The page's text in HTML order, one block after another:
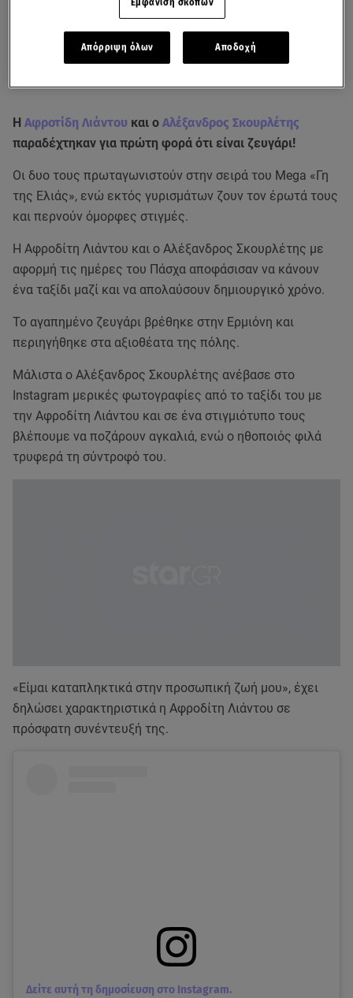
Η Αφροτίδη Λιάντου και ο Αλέξανδρος Σκουρλέτης
παραδέχτηκαν για πρώτη φορά ότι είναι ζευγάρι!
Οι δυο τους πρωταγωνιστούν στην σειρά του Mega «Γη
της Ελιάς», ενώ εκτός γυρισμάτων ζουν τον έρωτά τους
και περνούν όμορφες στιγμές.
Η Αφροδίτη Λιάντου και ο Αλέξανδρος Σκουρλέτης με
αφορμή τις ημέρες του Πάσχα αποφάσισαν να κάνουν
ένα ταξίδι μαζί και να απολαύσουν δημιουργικό χρόνο.
Το αγαπημένο ζευγάρι βρέθηκε στην Ερμιόνη και
περιηγήθηκε στα αξιοθέατα της πόλης.
Μάλιστα ο Αλέξανδρος Σκουρλέτης ανέβασε στο
Instagram μερικές φωτογραφίες από το ταξίδι του με
την Αφροδίτη Λιάντου και σε ένα στιγμιότυπο τους
βλέπουμε να ποζάρουν αγκαλιά, ενώ ο ηθοποιός φιλά
τρυφερά τη σύντροφό του.
«Είμαι καταπληκτικά στην προσωπική ζωή μου», έχει
δηλώσει χαρακτηριστικά η Αφροδίτη Λιάντου σε
πρόσφατη συνέντευξή της.
Δείτε αυτή τη δημοσίευση στο Instagram.
Εμφάνιση σκοπών
Απόρριψη όλων Αποδοχή